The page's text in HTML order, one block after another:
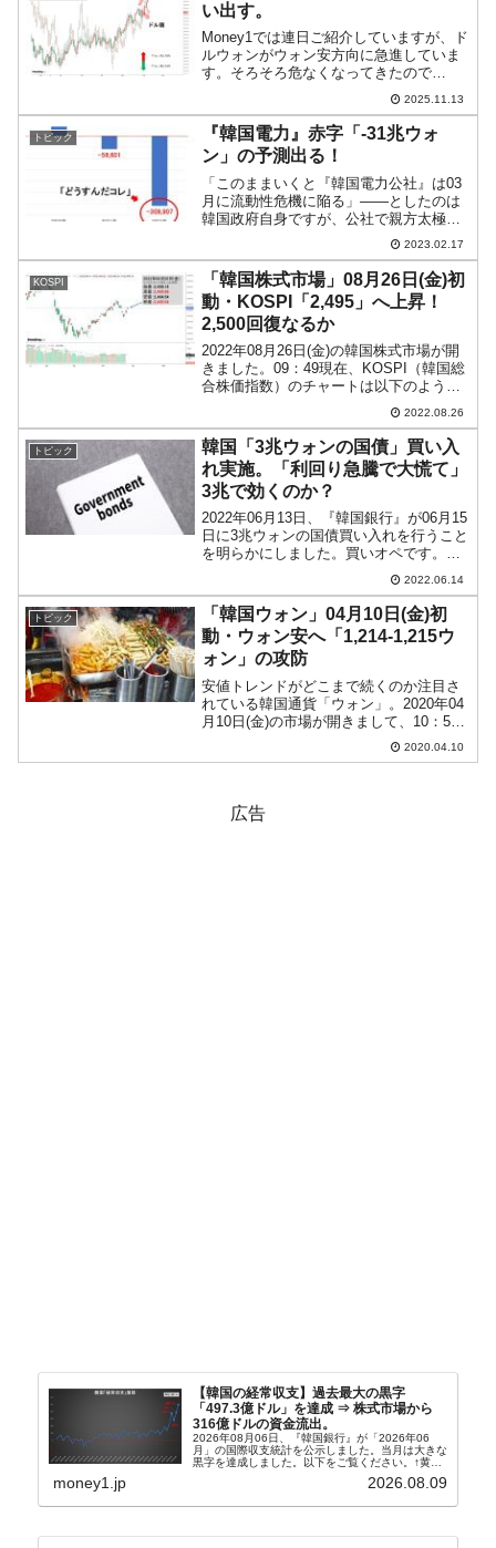
い出す。
Money1では連日ご紹介していますが、ド
ルウォンがウォン安方向に急進していま
す。そろそろ危なくなってきたので
は……という状況なのですが、さすがに
韓国メディアでも懸念する報道が出てき
ました。例えば『毎日経済』では「ウォ
ンの弱さ…『魔の150...
2025.11.13
トピック
『韓国電力』赤字「-31兆ウォ
ン」の予測出る！
「このままいくと『韓国電力公社』は03
月に流動性危機に陥る」――としたのは
韓国政府自身ですが、公社で親方太極旗
ですので、さすがに飛ぶことはありませ
ん。デフォルトして韓国の電気インフラ
が止まる――という阿鼻叫喚の地獄絵図
には、絶対ならないでし...
2023.02.17
KOSPI
「韓国株式市場」08月26日(金)初
動・KOSPI「2,495」へ上昇！
2,500回復なるか
2022年08月26日(金)の韓国株式市場が開
きました。09：49現在、KOSPI（韓国総
合株価指数）のチャートは以下のように
『Investing.com』より引用）。ギャップ
アップして始まりました。前日の上昇を
受け...
2022.08.26
トピック
韓国「3兆ウォンの国債」買い入
れ実施。「利回り急騰で大慌て」
3兆で効くのか？
2022年06月13日、『韓国銀行』が06月15
日に3兆ウォンの国債買い入れを行うこと
を明らかにしました。買いオペです。⇒
参照・引用元：『韓国銀行』公式サイト
「2022年第1次国庫債券買取公告（修
正）」2022年06月15日に総額3兆ウォ
ン...
2022.06.14
トピック
「韓国ウォン」04月10日(金)初
動・ウォン安へ「1,214-1,215ウ
ォン」の攻防
安値トレンドがどこまで続くのか注目さ
れている韓国通貨「ウォン」。2020年04
月10日(金)の市場が開きまして、10：56
現在（日本時間）、ドルウォンチャート
は以下のようになっています（チャート
2020.04.10
広告
【韓国の経常収支】過去最大の黒字
「497.3億ドル」を達成 ⇒ 株式市場から
316億ドルの資金流出。
2026年08月06日、『韓国銀行』が「2026年06
月」の国際収支統計を公示しました。当月は大きな
黒字を達成しました。以下をご覧ください。↑黄色
の傾向ペンでフォーカスしているのが2026年06月
の経常収支です。2026年06月貿易収支：4...
money1.jp 2026.08.09